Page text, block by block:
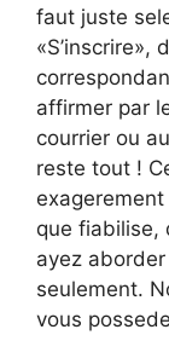
faut juste
«S’inscrire»,
affirmer par
courrier ou
reste tout !
que fiabilise,
ayez
seulement.
vous